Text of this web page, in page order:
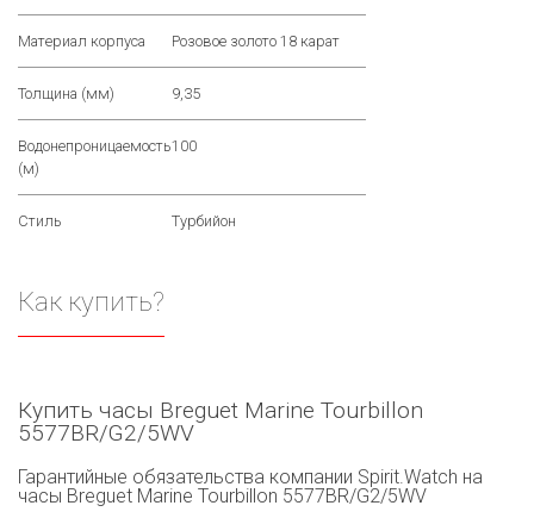
Материал корпуса Розовое золото 18 карат
Толщина (мм) 9,35
Водонепроницаемость
(м)
100
Стиль Турбийон
Как купить?
Купить часы Breguet Marine Tourbillon
5577BR/G2/5WV
Гарантийные обязательства компании Spirit.Watch на
часы Breguet Marine Tourbillon 5577BR/G2/5WV